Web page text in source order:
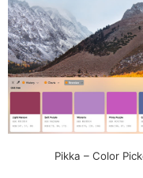
Pikka – Color